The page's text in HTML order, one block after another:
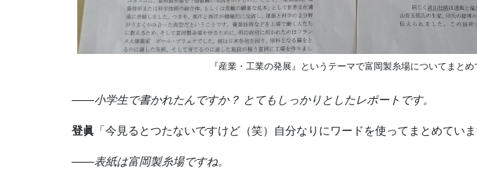
『産業・工業の発展』というテーマで富岡製糸場についてまとめ
――小学生で書かれたんですか？ とてもしっかりとしたレポートです。
登眞 「今見るとつたないですけど（笑）自分なりにワードを使ってまとめていま
――表紙は富岡製糸場ですね。